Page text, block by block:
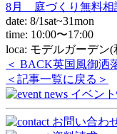
8月 庭づくり無料相
date: 8/1sat~31mon
time: 10:00〜17:00
loca: モデルガーデン
＜ BACK英国風御洒
＜記事一覧に戻る＞